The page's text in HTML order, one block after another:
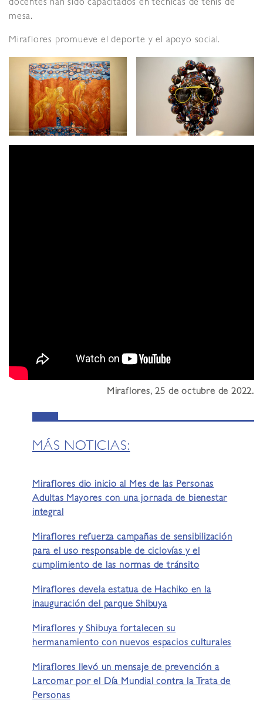
docentes han sido capacitados en técnicas de tenis de
mesa.
Miraflores promueve el deporte y el apoyo social.
Miraflores, 25 de octubre de 2022.
MÁS NOTICIAS:
Miraflores dio inicio al Mes de las Personas
Adultas Mayores con una jornada de bienestar
integral
Miraflores refuerza campañas de sensibilización
para el uso responsable de ciclovías y el
cumplimiento de las normas de tránsito
Miraflores devela estatua de Hachiko en la
inauguración del parque Shibuya
Miraflores y Shibuya fortalecen su
hermanamiento con nuevos espacios culturales
Miraflores llevó un mensaje de prevención a
Larcomar por el Día Mundial contra la Trata de
Personas